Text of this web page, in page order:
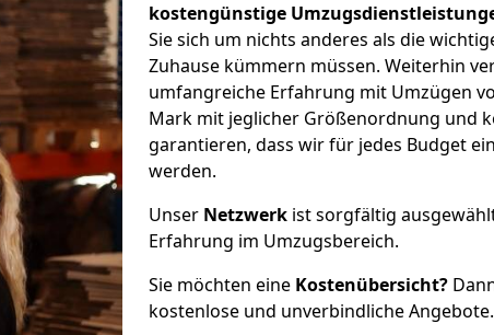
kostengünstige
Sie sich um nichts anderes als die
Zuhause kümmern müssen. Weiterhin
umfangreiche Erfahrung mit Umzügen
Mark mit jeglicher Größenordnung und
garantieren, dass wir für jedes Budget
werden.
Unser Netzwerk ist sorgfältig
Erfahrung im Umzugsbereich.
Sie möchten eine Kostenübersicht?
kostenlose und unverbindliche Angebote.